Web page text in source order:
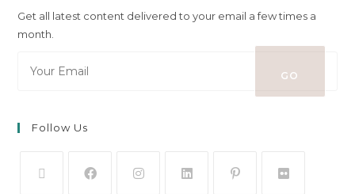
Get all latest content delivered to your email a few times a
month.
GO
Follow Us